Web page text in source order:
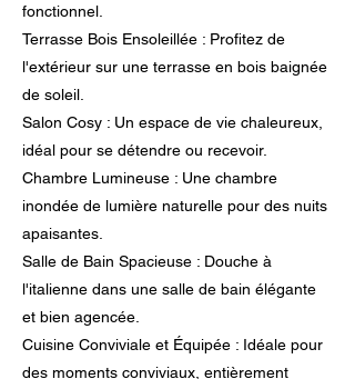
fonctionnel.
Terrasse Bois Ensoleillée : Profitez de
l'extérieur sur une terrasse en bois baignée
de soleil.
Salon Cosy : Un espace de vie chaleureux,
idéal pour se détendre ou recevoir.
Chambre Lumineuse : Une chambre
inondée de lumière naturelle pour des nuits
apaisantes.
Salle de Bain Spacieuse : Douche à
l'italienne dans une salle de bain élégante
et bien agencée.
Cuisine Conviviale et Équipée : Idéale pour
des moments conviviaux, entièrement